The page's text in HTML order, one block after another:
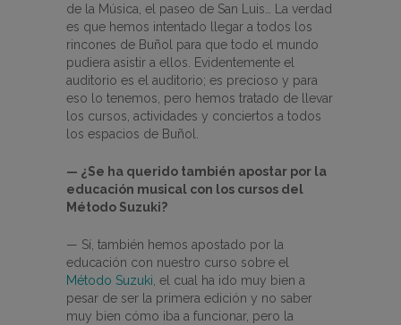
de la Música, el paseo de San Luis… La verdad
es que hemos intentado llegar a todos los
rincones de Buñol para que todo el mundo
pudiera asistir a ellos. Evidentemente el
auditorio es el auditorio; es precioso y para
eso lo tenemos, pero hemos tratado de llevar
los cursos, actividades y conciertos a todos
los espacios de Buñol.
— ¿Se ha querido también apostar por la
educación musical con los cursos del
Método Suzuki?
— Sí, también hemos apostado por la
educación con nuestro curso sobre el
Método Suzuki , el cual ha ido muy bien a
pesar de ser la primera edición y no saber
muy bien cómo iba a funcionar, pero la